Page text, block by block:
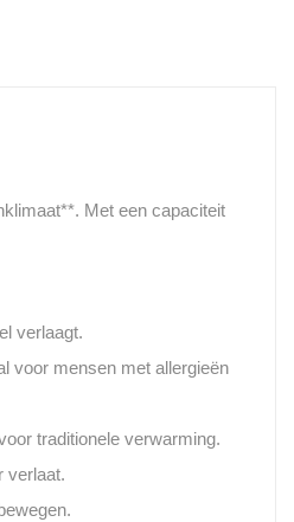
Met een capaciteit
verlaagt.
voor mensen met allergieën
traditionele verwarming.
verlaat.